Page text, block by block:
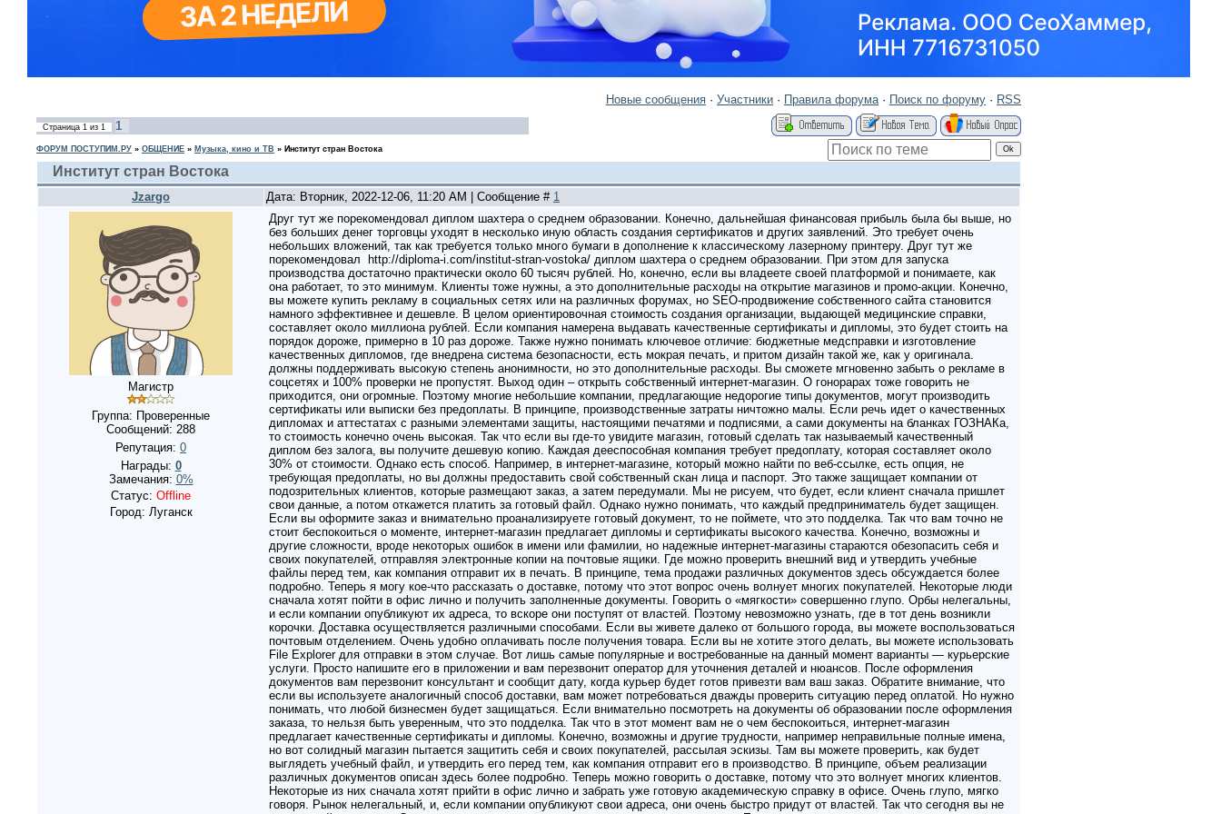
Новые сообщения · Участники · Правила форума· Поиск по форуму · RSS
Страница 1 из 1 1
ФОРУМ ПОСТУПИМ.РУ » ОБЩЕНИЕ » Музыка, кино и ТВ » Институт стран Востока
Институт стран Востока
Jzargo Дата: Вторник, 2022-12-06, 11:20 AM | Сообщение # 1
Магистр
Группа: Проверенные
Сообщений: 288
Репутация: 0
Награды: 0
Замечания: 0%
Статус: Offline
Город: Луганск
Друг тут же порекомендовал диплом шахтера о среднем образовании. Конечно, дальнейшая финансовая прибыль была бы выше, но
без больших денег торговцы уходят в несколько иную область создания сертификатов и других заявлений. Это требует очень
небольших вложений, так как требуется только много бумаги в дополнение к классическому лазерному принтеру. Друг тут же
порекомендовал http://diploma-i.com/institut-stran-vostoka/ диплом шахтера о среднем образовании. При этом для запуска
производства достаточно практически около 60 тысяч рублей. Но, конечно, если вы владеете своей платформой и понимаете, как
она работает, то это минимум. Клиенты тоже нужны, а это дополнительные расходы на открытие магазинов и промо-акции. Конечно,
вы можете купить рекламу в социальных сетях или на различных форумах, но SEO-продвижение собственного сайта становится
намного эффективнее и дешевле. В целом ориентировочная стоимость создания организации, выдающей медицинские справки,
составляет около миллиона рублей. Если компания намерена выдавать качественные сертификаты и дипломы, это будет стоить на
порядок дороже, примерно в 10 раз дороже. Также нужно понимать ключевое отличие: бюджетные медсправки и изготовление
качественных дипломов, где внедрена система безопасности, есть мокрая печать, и притом дизайн такой же, как у оригинала.
должны поддерживать высокую степень анонимности, но это дополнительные расходы. Вы сможете мгновенно забыть о рекламе в
соцсетях и 100% проверки не пропустят. Выход один – открыть собственный интернет-магазин. О гонорарах тоже говорить не
приходится, они огромные. Поэтому многие небольшие компании, предлагающие недорогие типы документов, могут производить
сертификаты или выписки без предоплаты. В принципе, производственные затраты ничтожно малы. Если речь идет о качественных
дипломах и аттестатах с разными элементами защиты, настоящими печатями и подписями, а сами документы на бланках ГОЗНАКа,
то стоимость конечно очень высокая. Так что если вы где-то увидите магазин, готовый сделать так называемый качественный
диплом без залога, вы получите дешевую копию. Каждая дееспособная компания требует предоплату, которая составляет около
30% от стоимости. Однако есть способ. Например, в интернет-магазине, который можно найти по веб-ссылке, есть опция, не
требующая предоплаты, но вы должны предоставить свой собственный скан лица и паспорт. Это также защищает компании от
подозрительных клиентов, которые размещают заказ, а затем передумали. Мы не рисуем, что будет, если клиент сначала пришлет
свои данные, а потом откажется платить за готовый файл. Однако нужно понимать, что каждый предприниматель будет защищен.
Если вы оформите заказ и внимательно проанализируете готовый документ, то не поймете, что это подделка. Так что вам точно не
стоит беспокоиться о моменте, интернет-магазин предлагает дипломы и сертификаты высокого качества. Конечно, возможны и
другие сложности, вроде некоторых ошибок в имени или фамилии, но надежные интернет-магазины стараются обезопасить себя и
своих покупателей, отправляя электронные копии на почтовые ящики. Где можно проверить внешний вид и утвердить учебные
файлы перед тем, как компания отправит их в печать. В принципе, тема продажи различных документов здесь обсуждается более
подробно. Теперь я могу кое-что рассказать о доставке, потому что этот вопрос очень волнует многих покупателей. Некоторые люди
сначала хотят пойти в офис лично и получить заполненные документы. Говорить о «мягкости» совершенно глупо. Орбы нелегальны,
и если компании опубликуют их адреса, то вскоре они поступят от властей. Поэтому невозможно узнать, где в тот день возникли
корочки. Доставка осуществляется различными способами. Если вы живете далеко от большого города, вы можете воспользоваться
почтовым отделением. Очень удобно оплачивать после получения товара. Если вы не хотите этого делать, вы можете использовать
File Explorer для отправки в этом случае. Вот лишь самые популярные и востребованные на данный момент варианты — курьерские
услуги. Просто напишите его в приложении и вам перезвонит оператор для уточнения деталей и нюансов. После оформления
документов вам перезвонит консультант и сообщит дату, когда курьер будет готов привезти вам ваш заказ. Обратите внимание, что
если вы используете аналогичный способ доставки, вам может потребоваться дважды проверить ситуацию перед оплатой. Но нужно
понимать, что любой бизнесмен будет защищаться. Если внимательно посмотреть на документы об образовании после оформления
заказа, то нельзя быть уверенным, что это подделка. Так что в этот момент вам не о чем беспокоиться, интернет-магазин
предлагает качественные сертификаты и дипломы. Конечно, возможны и другие трудности, например неправильные полные имена,
но вот солидный магазин пытается защитить себя и своих покупателей, рассылая эскизы. Там вы можете проверить, как будет
выглядеть учебный файл, и утвердить его перед тем, как компания отправит его в производство. В принципе, объем реализации
различных документов описан здесь более подробно. Теперь можно говорить о доставке, потому что это волнует многих клиентов.
Некоторые из них сначала хотят прийти в офис лично и забрать уже готовую академическую справку в офисе. Очень глупо, мягко
говоря. Рынок нелегальный, и, если компании опубликуют свои адреса, они очень быстро придут от властей. Так что сегодня вы не